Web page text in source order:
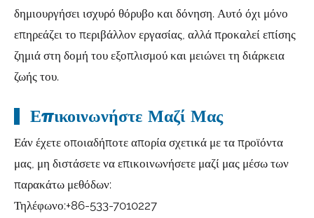
δημιουργήσει ισχυρό θόρυβο και δόνηση. Αυτό όχι μόνο
επηρεάζει το περιβάλλον εργασίας, αλλά προκαλεί επίσης
ζημιά στη δομή του εξοπλισμού και μειώνει τη διάρκεια
ζωής του.
Επικοινωνήστε Μαζί Μας
Εάν έχετε οποιαδήποτε απορία σχετικά με τα προϊόντα
μας, μη διστάσετε να επικοινωνήσετε μαζί μας μέσω των
παρακάτω μεθόδων:
Τηλέφωνο:+86-533-7010227